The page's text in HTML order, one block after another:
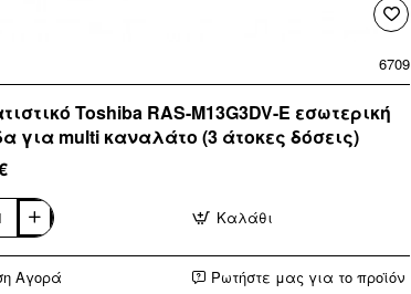
6709
Toshiba RAS-M13G3DV-E εσωτερική
για multi καναλάτο (3 άτοκες δόσεις)
Καλάθι
Αγορά Ρωτήστε μας για το προϊόν